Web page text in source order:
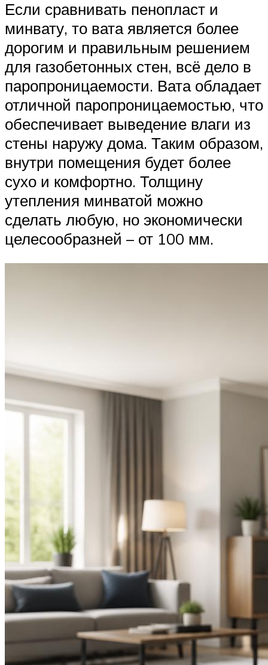
Если сравнивать пенопласт и
минвату, то вата является более
дорогим и правильным решением
для газобетонных стен, всё дело в
паропроницаемости. Вата обладает
отличной паропроницаемостью, что
обеспечивает выведение влаги из
стены наружу дома. Таким образом,
внутри помещения будет более
сухо и комфортно. Толщину
утепления минватой можно
сделать любую, но экономически
целесообразней – от 100 мм.